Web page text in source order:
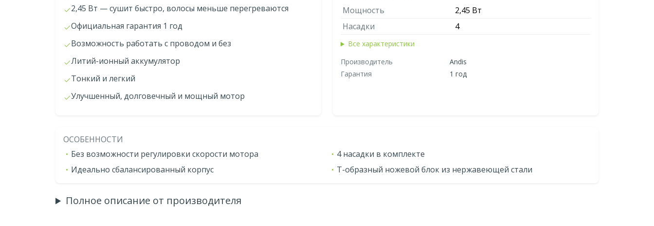
2,45 Вт — сушит быстро, волосы меньше перегреваются
Официальная гарантия 1 год
Возможность работать с проводом и без
Литий-ионный аккумулятор
Тонкий и легкий
Улучшенный, долговечный и мощный мотор
Мощность
2,45 Вт
Насадки
4
Все характеристики
Производитель
Andis
Гарантия
1 год
ОСОБЕННОСТИ
Без возможности регулировки скорости мотора
4 насадки в комплекте
Идеально сбалансированный корпус
Т-образный ножевой блок из нержавеющей стали
Полное описание от производителя